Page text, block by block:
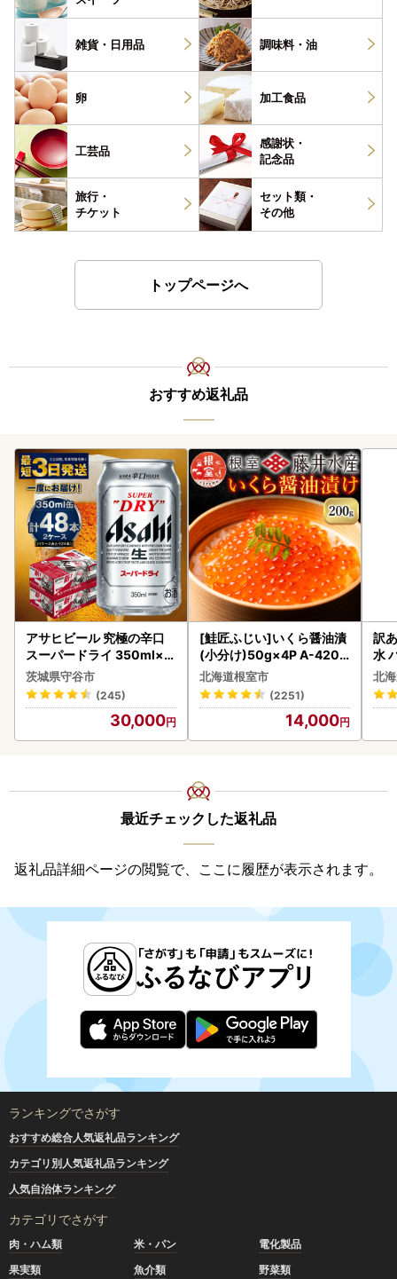
雑貨・ 日用品 調味料・ 油
卵 加工食品
工芸品
感謝状・
記念品
旅行・
チケット
セット類・
その他
トップページへ
おすすめ返礼品
アサヒビール 究極の辛口
スーパードライ 350ml×4
8本 ビール
茨城県守谷市
(245)
30,000
[鮭匠ふじい]いくら醤油漬
(小分け)50g×4P A-4209
5
北海道根室市
(2251)
14,000
訳
水
ク
付
海
取
北
最近チェックした返礼品
返礼品詳細ページの閲覧で、ここに履歴が表示されます。
ランキングでさがす
おすすめ総合人気返礼品ランキング
カテゴリ別人気返礼品ランキング
人気自治体ランキング
カテゴリでさがす
肉・ハム類 米・パン
電化製品
果実類
魚介類
野菜類